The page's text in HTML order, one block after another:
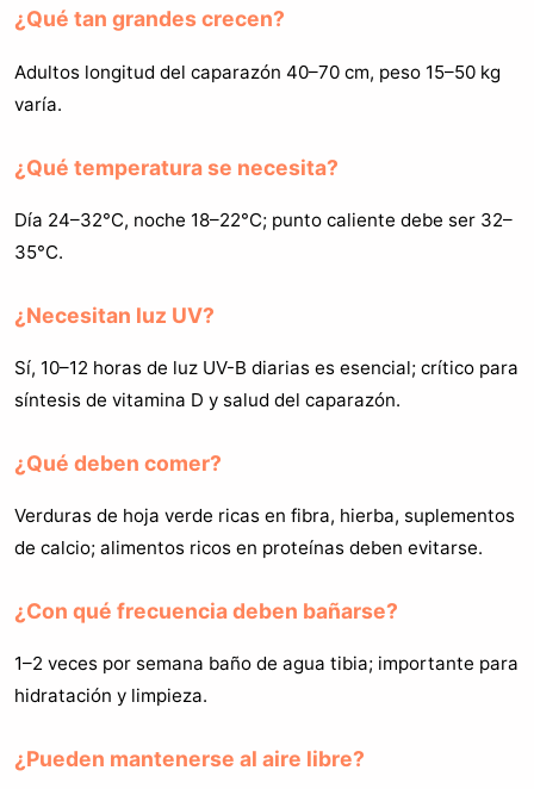
¿Qué tan grandes crecen?
Adultos longitud del caparazón 40–70 cm, peso 15–50 kg
varía.
¿Qué temperatura se necesita?
Día 24–32°C, noche 18–22°C; punto caliente debe ser 32–
35°C.
¿Necesitan luz UV?
Sí, 10–12 horas de luz UV-B diarias es esencial; crítico para
síntesis de vitamina D y salud del caparazón.
¿Qué deben comer?
Verduras de hoja verde ricas en fibra, hierba, suplementos
de calcio; alimentos ricos en proteínas deben evitarse.
¿Con qué frecuencia deben bañarse?
1–2 veces por semana baño de agua tibia; importante para
hidratación y limpieza.
¿Pueden mantenerse al aire libre?